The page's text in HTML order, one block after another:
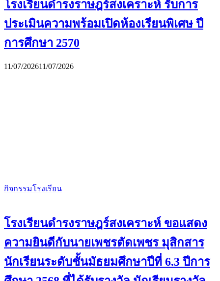
โรงเรียนดำรงราษฎร์สงเคราะห์ รับการ
ประเมินความพร้อมเปิดห้องเรียนพิเศษ ปี
การศึกษา 2570
11/07/202611/07/2026
กิจกรรมโรงเรียน
โรงเรียนดำรงราษฎร์สงเคราะห์ ขอแสดง
ความยินดีกับนายเพชรตัดเพชร มุสิกสาร
นักเรียนระดับชั้นมัธยมศึกษาปีที่ 6.3 ปีการ